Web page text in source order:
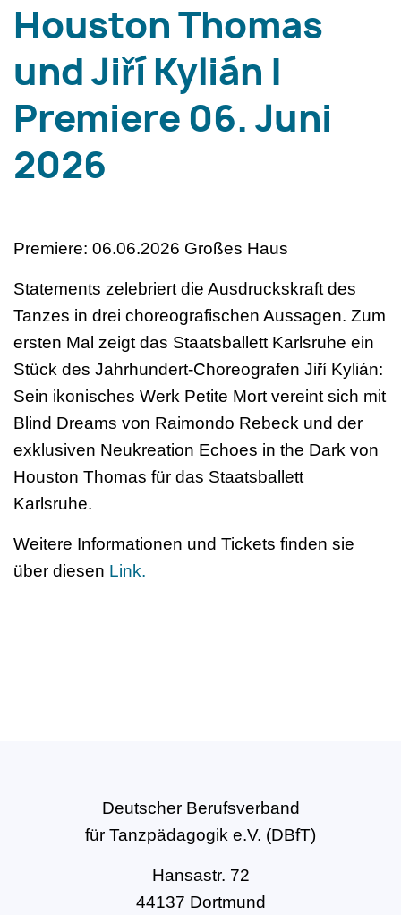
Houston Thomas
und Jiří Kylián |
Premiere 06. Juni
2026
Premiere: 06.06.2026 Großes Haus
Statements zelebriert die Ausdruckskraft des
Tanzes in drei choreografischen Aussagen. Zum
ersten Mal zeigt das Staatsballett Karlsruhe ein
Stück des Jahrhundert-Choreografen Jiří Kylián:
Sein ikonisches Werk Petite Mort vereint sich mit
Blind Dreams von Raimondo Rebeck und der
exklusiven Neukreation Echoes in the Dark von
Houston Thomas für das Staatsballett
Karlsruhe.
Weitere Informationen und Tickets finden sie
über diesen Link.
Deutscher Berufsverband
für Tanzpädagogik e.V. (DBfT)
Hansastr. 72
44137 Dortmund